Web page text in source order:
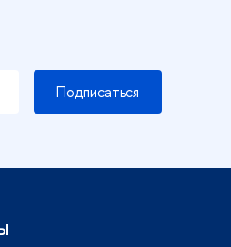
Подписаться